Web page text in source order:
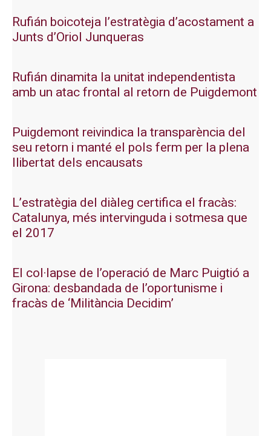
Rufián boicoteja l’estratègia d’acostament a
Junts d’Oriol Junqueras
Rufián dinamita la unitat independentista
amb un atac frontal al retorn de Puigdemont
Puigdemont reivindica la transparència del
seu retorn i manté el pols ferm per la plena
llibertat dels encausats
L’estratègia del diàleg certifica el fracàs:
Catalunya, més intervinguda i sotmesa que
el 2017
El col·lapse de l’operació de Marc Puigtió a
Girona: desbandada de l’oportunisme i
fracàs de ‘Militància Decidim’